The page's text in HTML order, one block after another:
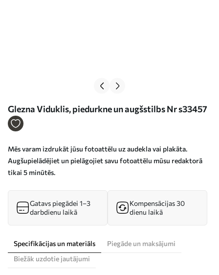
Glezna Viduklis, piedurkne un augšstilbs Nr s33457
Mēs varam izdrukāt jūsu fotoattēlu uz audekla vai plakāta.
Augšupielādējiet un pielāgojiet savu fotoattēlu mūsu redaktorā
tikai 5 minūtēs.
Gatavs piegādei 1–3
darbdienu laikā
Kompensācijas 30
dienu laikā
Specifikācijas un materiāls
Piegāde un maksājumi
Biežāk uzdotie jautājumi